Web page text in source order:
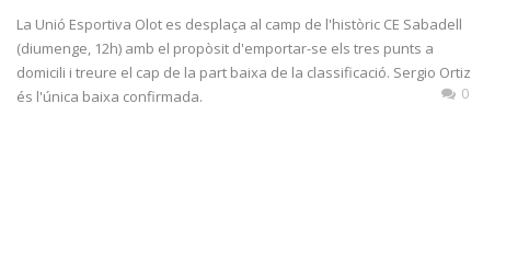
La Unió Esportiva Olot es desplaça al camp de l'històric CE Sabadell
(diumenge, 12h) amb el propòsit d'emportar-se els tres punts a
domicili i treure el cap de la part baixa de la classificació. Sergio Ortiz
és l'única baixa confirmada.
0